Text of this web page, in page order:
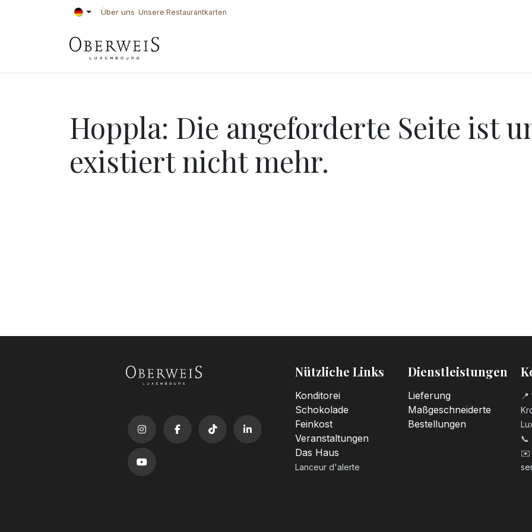
Zum Inhalt springen Über uns Unsere Restaurantkarten
Hoppla: Die angeforderte Seite ist
existiert nicht mehr.
Nützliche Links
Konditorei
Schokolade
Feinkost
Veranstaltungen
Das Haus
Lanceur d'alerte
Dienstleistungen
Lieferung
Maßgeschneiderte
Bestellungen
📍
📞
✉️